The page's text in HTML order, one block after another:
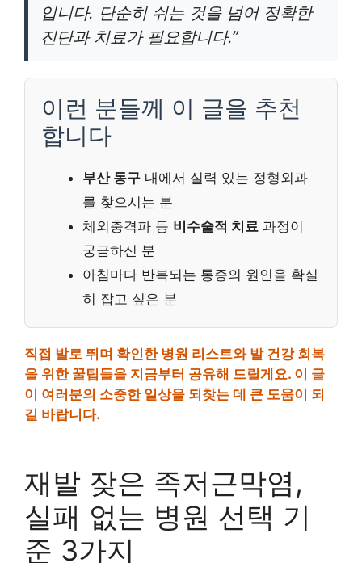
입니다. 단순히 쉬는 것을 넘어 정확한
진단과 치료가 필요합니다.”
이런 분들께 이 글을 추천
합니다
부산 동구 내에서 실력 있는 정형외과
를 찾으시는 분
체외충격파 등 비수술적 치료 과정이
궁금하신 분
아침마다 반복되는 통증의 원인을 확실
히 잡고 싶은 분
직접 발로 뛰며 확인한 병원 리스트와 발 건강 회복
을 위한 꿀팁들을 지금부터 공유해 드릴게요. 이 글
이 여러분의 소중한 일상을 되찾는 데 큰 도움이 되
길 바랍니다.
재발 잦은 족저근막염,
실패 없는 병원 선택 기
준 3가지